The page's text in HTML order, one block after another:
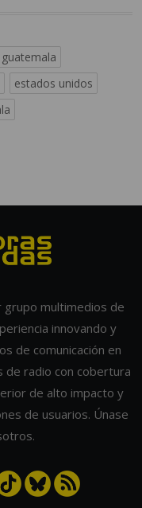
guatemala
estados unidos
grupo multimedios de
innovando y
de comunicación en
de radio con cobertura
de alto impacto y
de usuarios. Únase